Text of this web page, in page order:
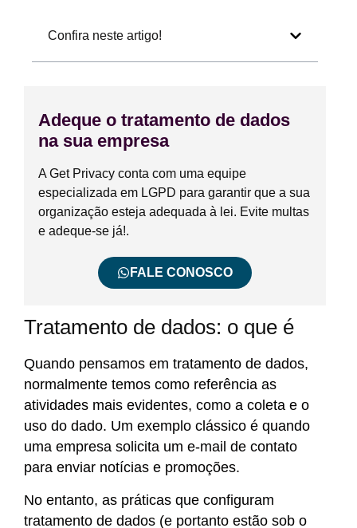
Confira neste artigo!
Adeque o tratamento de dados
na sua empresa
A Get Privacy conta com uma equipe
especializada em LGPD para garantir que a sua
organização esteja adequada à lei. Evite multas
e adeque-se já!.
FALE CONOSCO
Tratamento de dados: o que é
Quando pensamos em tratamento de dados,
normalmente temos como referência as
atividades mais evidentes, como a coleta e o
uso do dado. Um exemplo clássico é quando
uma empresa solicita um e-mail de contato
para enviar notícias e promoções.
No entanto, as práticas que configuram
tratamento de dados (e portanto estão sob o